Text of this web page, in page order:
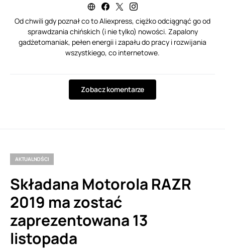
Od chwili gdy poznał co to Aliexpress, ciężko odciągnąć go od
sprawdzania chińskich (i nie tylko) nowości. Zapalony
gadżetomaniak, pełen energii i zapału do pracy i rozwijania
wszystkiego, co internetowe.
Zobacz komentarze
AKTUALNOŚCI
Składana Motorola RAZR
2019 ma zostać
zaprezentowana 13
listopada